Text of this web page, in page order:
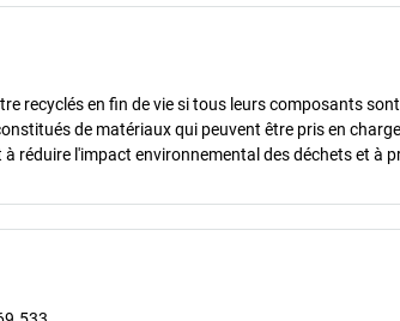
recyclés en fin de vie si tous leurs composants
de matériaux qui peuvent être pris en
réduire l'impact environnemental des déchets et à